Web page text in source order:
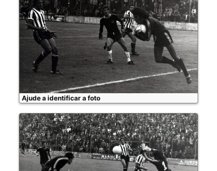
Ajude a identificar a foto